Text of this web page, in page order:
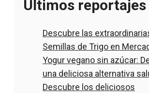
Últimos reportajes
Descubre las
Semillas de Trigo en
Yogur vegano sin azúcar:
una deliciosa alternativa
Descubre los deliciosos